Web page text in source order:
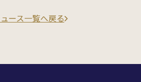
ース一覧へ戻る